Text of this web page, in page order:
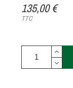
135,00 €
TTC